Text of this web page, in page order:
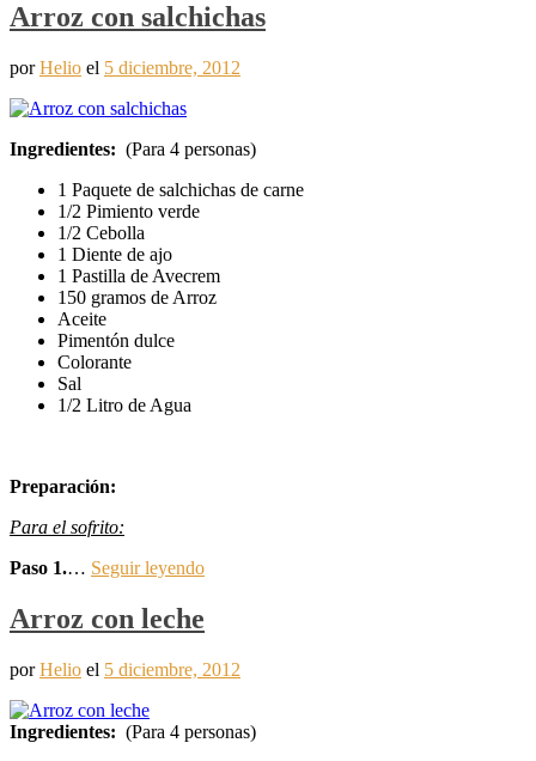
Arroz con salchichas
porHelio el 5 diciembre, 2012
Ingredientes: (Para 4 personas)
1 Paquete de salchichas de carne
1/2 Pimiento verde
1/2 Cebolla
1 Diente de ajo
1 Pastilla de Avecrem
150 gramos de Arroz
Aceite
Pimentón dulce
Colorante
Sal
1/2 Litro de Agua
Preparación:
Para el sofrito:
Paso 1.… Seguir leyendo
Arroz con leche
porHelio el 5 diciembre, 2012
Ingredientes: (Para 4 personas)